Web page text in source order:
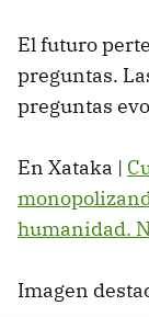
El futuro
preguntas.
preguntas
En Xataka |
humanidad.
Imagen